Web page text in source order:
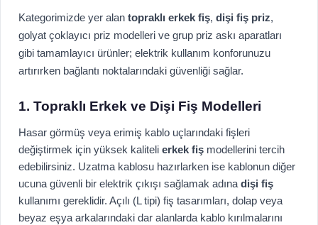
Kategorimizde yer alan topraklı erkek fiş, dişi fiş priz,
golyat çoklayıcı priz modelleri ve grup priz askı aparatları
gibi tamamlayıcı ürünler; elektrik kullanım konforunuzu
artırırken bağlantı noktalarındaki güvenliği sağlar.
1. Topraklı Erkek ve Dişi Fiş Modelleri
Hasar görmüş veya erimiş kablo uçlarındaki fişleri
değiştirmek için yüksek kaliteli erkek fiş modellerini tercih
edebilirsiniz. Uzatma kablosu hazırlarken ise kablonun diğer
ucuna güvenli bir elektrik çıkışı sağlamak adınadişi fiş
kullanımı gereklidir. Açılı (L tipi) fiş tasarımları, dolap veya
beyaz eşya arkalarındaki dar alanlarda kablo kırılmalarını